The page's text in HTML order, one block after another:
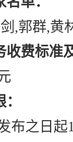
,郭群,黄
费标准
布之日起